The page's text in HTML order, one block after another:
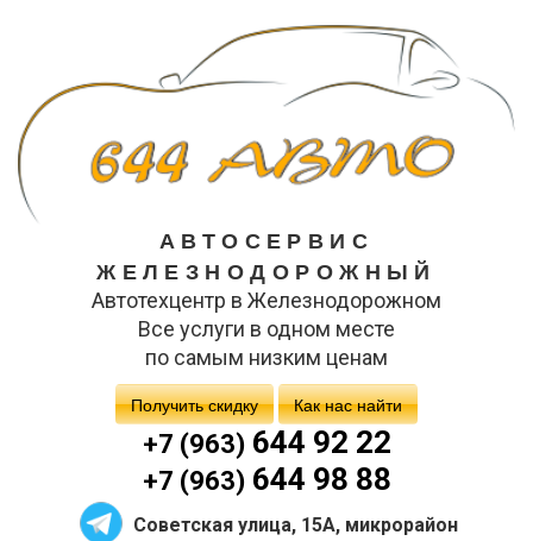
АВТОСЕРВИС
ЖЕЛЕЗНОДОРОЖНЫЙ
Автотехцентр в Железнодорожном
Все услуги в одном месте
по самым низким ценам
Получить скидку Как нас найти
+7 (963)644 92 22
+7 (963)644 98 88
Советская улица, 15А, микрорайон